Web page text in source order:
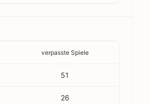
verpasste Spiele
51
26